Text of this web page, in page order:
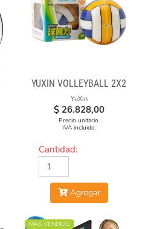
YUXIN VOLLEYBALL 2X2
YuXin
$ 26.828,00
Precio unitario.
IVA incluido.
Cantidad:
Agregar
MÁS VENDIDO